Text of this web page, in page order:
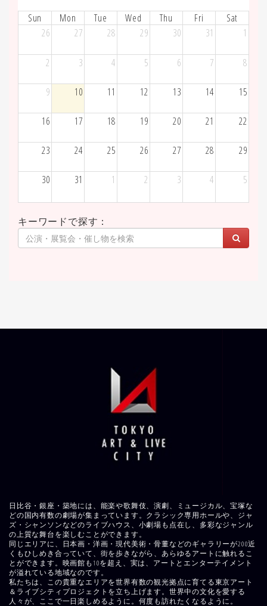
Sun Mon Tue Wed Thu Fri
Sat
26
27 28 29 30 31 1
2 3 4 5 6 7 8
9 10 11 12 13 14 15
16 17 18 19 20 21 22
23 24 25 26 27 28 29
30 31 1 2 3 4 5
キーワードで探す：
日比谷・銀座・築地には、能楽や歌舞伎、演劇、ミュージカル、宝塚な
どの国内有数の劇場が集まっています。クラシック専用ホールや、ジャ
ズ・シャンソンなどのライブハウス、小劇場も点在し、多彩なジャンル
の上質な舞台を楽しむことができます。
同じエリアに、日本画・洋画・現代美術・骨董などのギャラリーが200近
くもひしめき合っていて、街を歩きながら、あらゆるアートに触れるこ
とができます。映画館も10を超え、実は、アートとエンターテイメント
が溢れている地域なのです。
私たちは、この貴重なエリアを世界有数の観光拠点に育てる東京アート
＆ライブシティプロジェクトを立ち上げます。世界中の文化を愛する
人々が、ここで一日楽しめるように。何度も訪れたくなるように。